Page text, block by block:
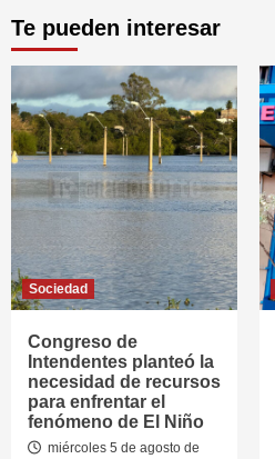
Te pueden interesar
Sociedad
Congreso de
Intendentes planteó la
necesidad de recursos
para enfrentar el
fenómeno de El Niño
miércoles 5 de agosto de